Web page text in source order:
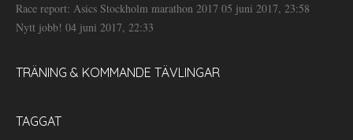
Race report: Asics Stockholm marathon 2017 05 juni 2017, 23:58
Nytt jobb! 04 juni 2017, 22:33
TRÄNING & KOMMANDE TÄVLINGAR
TAGGAT